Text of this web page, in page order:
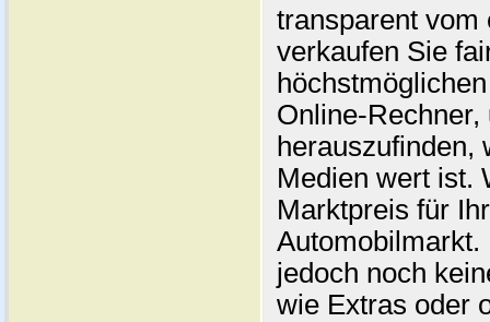
transparent vom
verkaufen Sie
Online-
herauszufinden,
Medien wert ist.
Marktpreis für
jedoch noch
wie Extras oder